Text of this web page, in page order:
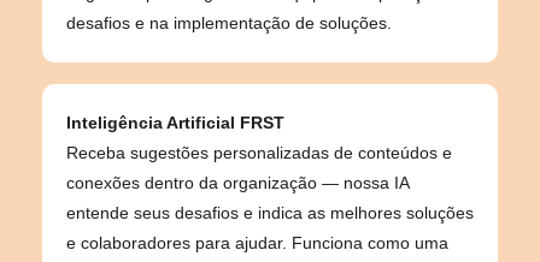
desafios e na implementação de soluções.
Inteligência Artificial FRST
Receba sugestões personalizadas de conteúdos e
conexões dentro da organização — nossa IA
entende seus desafios e indica as melhores soluções
e colaboradores para ajudar. Funciona como uma